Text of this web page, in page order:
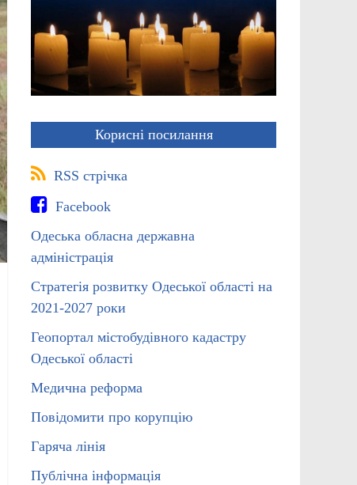
Корисні посилання
RSS стрічка
Facebook
Одеська обласна державна
адміністрація
Стратегія розвитку Одеської області на
2021-2027 роки
Геопортал містобудівного кадастру
Одеської області
Медична реформа
Повідомити про корупцію
Гаряча лінія
Публічна інформація